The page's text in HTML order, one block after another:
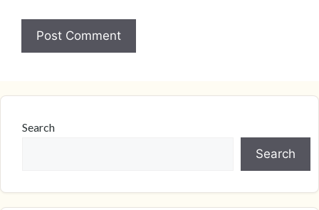
Search
Search